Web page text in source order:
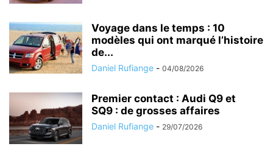
Voyage dans le temps : 10
modèles qui ont marqué l’histoire
de...
Daniel Rufiange - 04/08/2026
Premier contact : Audi Q9 et
SQ9 : de grosses affaires
Daniel Rufiange - 29/07/2026